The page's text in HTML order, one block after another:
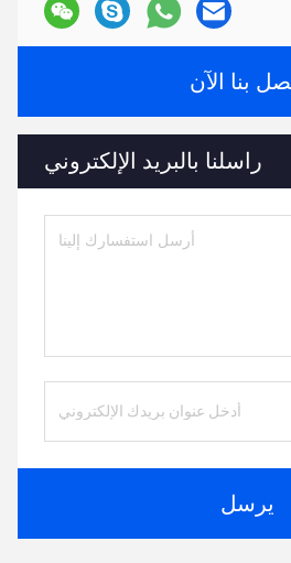
بنا الآن
راسلنا بالبريد الإلكتروني
يرسل